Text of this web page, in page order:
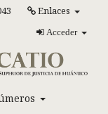
Enlaces
Acceder